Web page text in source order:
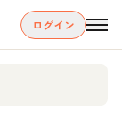
ログイン